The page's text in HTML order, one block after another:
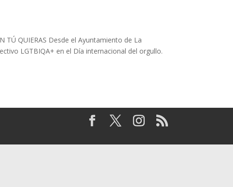
TÚ QUIERAS ️‍Desde el Ayuntamiento de La
LGTBIQA+ en el Día internacional del orgullo.